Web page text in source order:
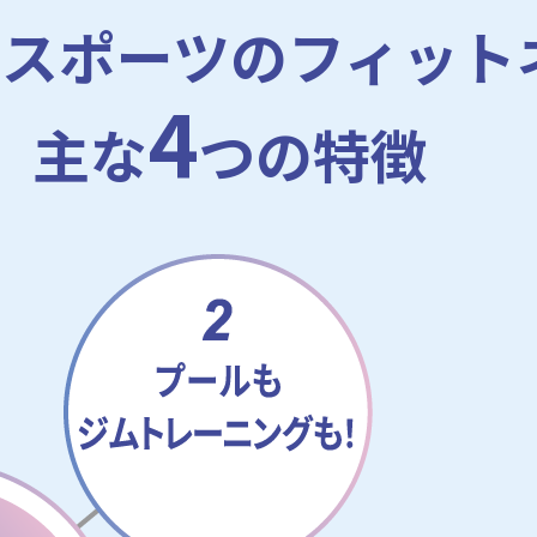
ポーツのフィッ
主な4つの特徴